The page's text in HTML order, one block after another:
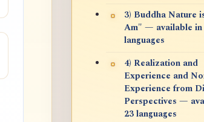
3) Buddha Nature
Am" — available in
languages
4) Realization and
Experience and
Experience from
Perspectives —
23 languages